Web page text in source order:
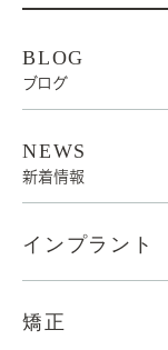
BLOG
ブログ
NEWS
新着情報
インプラント
矯正